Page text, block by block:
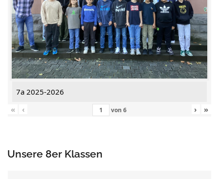
7a 2025-2026
«
‹ von 6 › »
Unsere 8er Klassen